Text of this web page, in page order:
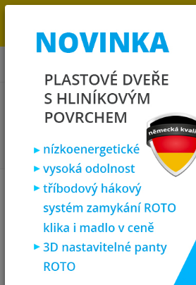
OBJEDNÁVKOU. MÁME 7 000 OKEN A
KLATOVECH.
Plastová okna
plastové okno 50x90
PREMIUM 7000
plastové okno
jednokřídlé, zlatý
PREMIUM 7000